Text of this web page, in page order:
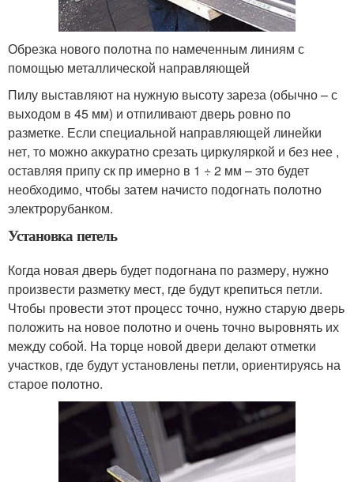
Обрезка нового полотна по намеченным линиям с
помощью металлической направляющей
Пилу выставляют на нужную высоту зареза (обычно – с
выходом в 45 мм) и отпиливают дверь ровно по
разметке. Если специальной направляющей линейки
нет, то можно аккуратно срезать циркуляркой и без нее ,
оставляя припу ск пр имерно в 1 ÷ 2 мм – это будет
необходимо, чтобы затем начисто подогнать полотно
электрорубанком.
Установка петель
Когда новая дверь будет подогнана по размеру, нужно
произвести разметку мест, где будут крепиться петли.
Чтобы провести этот процесс точно, нужно старую дверь
положить на новое полотно и очень точно выровнять их
между собой. На торце новой двери делают отметки
участков, где будут установлены петли, ориентируясь на
старое полотно.